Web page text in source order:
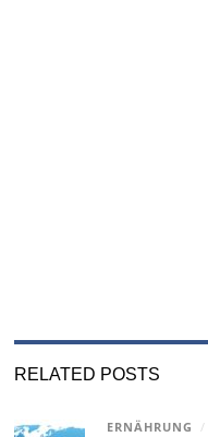
RELATED POSTS
ERNÄHRUNG /